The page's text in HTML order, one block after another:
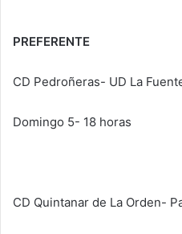
PREFERENTE
CD Pedroñeras- UD La
Domingo 5- 18 horas
CD Quintanar de La Orden-